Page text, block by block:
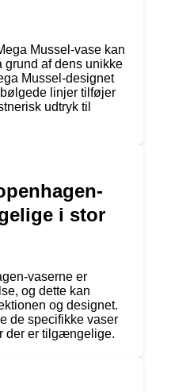
Mussel-vase kan
af dens unikke
Mussel-designet
linjer tilføjer
udtryk til
i stor
vaserne er
og dette kan
og designet.
de specifikke vaser
der er tilgængelige.